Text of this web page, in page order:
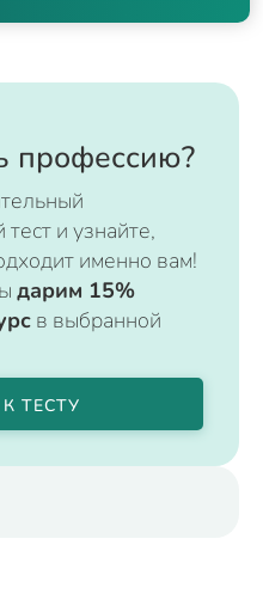
профессию?
и узнайте,
именно вам!
дарим 15%
в выбранной
ТЕСТУ